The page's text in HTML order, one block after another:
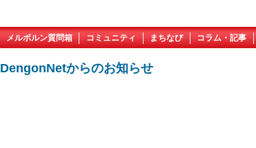
メルボルン質問箱 コミュニティ まちなび コラム・記事
DengonNetからのお知らせ